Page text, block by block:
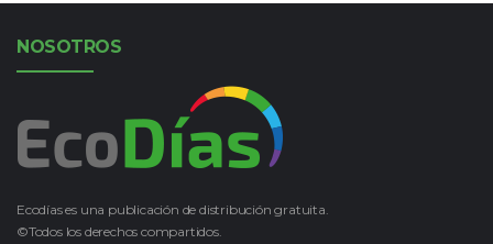
NOSOTROS
Ecodías es una publicación de distribución gratuita.
©Todos los derechos compartidos.